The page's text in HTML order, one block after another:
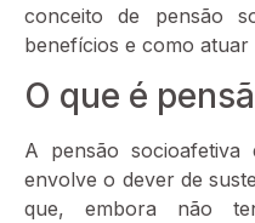
conceito de pensão
benefícios e como
O que é
A pensão
envolve o dever de
que, embora não